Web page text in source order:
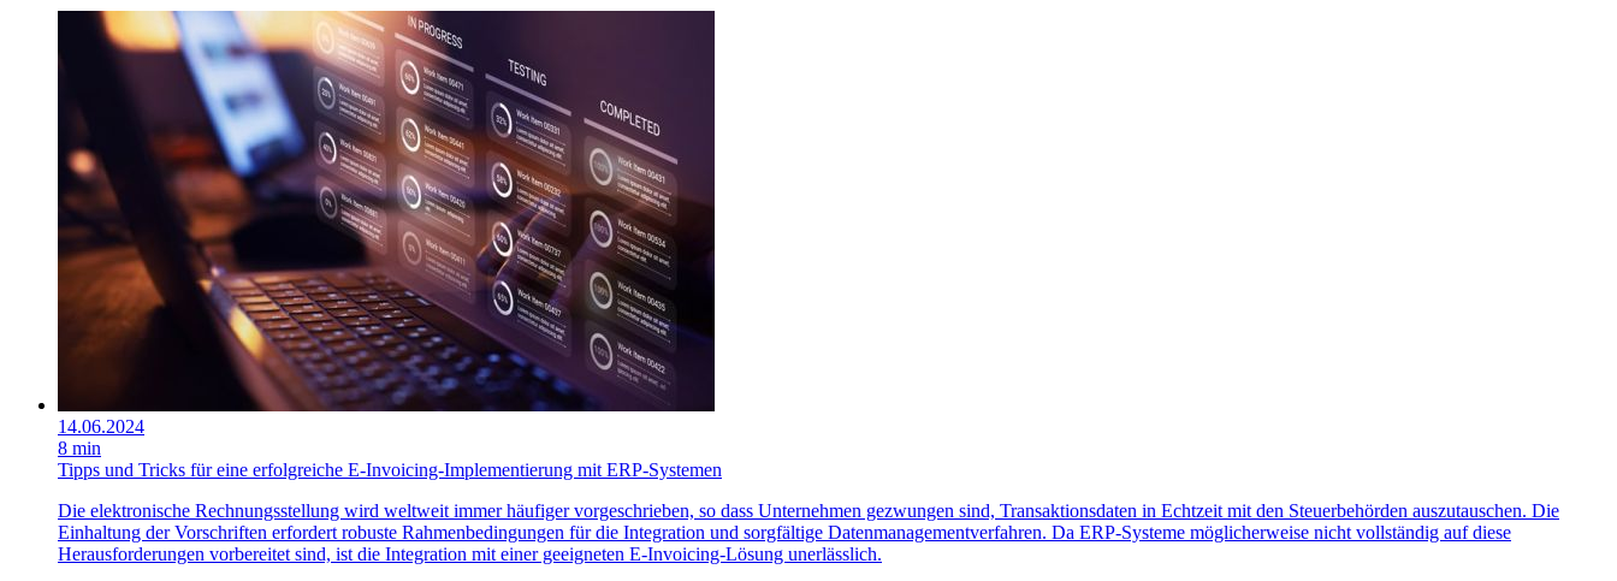
14.06.2024
8 min
Tipps und Tricks für eine erfolgreiche E-Invoicing-Implementierung mit ERP-Systemen
Die elektronische Rechnungsstellung wird weltweit immer häufiger vorgeschrieben, so dass Unternehmen gezwungen sind, Transaktionsdaten in Echtzeit mit den Steuerbehörden auszutauschen. Die
Einhaltung der Vorschriften erfordert robuste Rahmenbedingungen für die Integration und sorgfältige Datenmanagementverfahren. Da ERP-Systeme möglicherweise nicht vollständig auf diese
Herausforderungen vorbereitet sind, ist die Integration mit einer geeigneten E-Invoicing-Lösung unerlässlich.